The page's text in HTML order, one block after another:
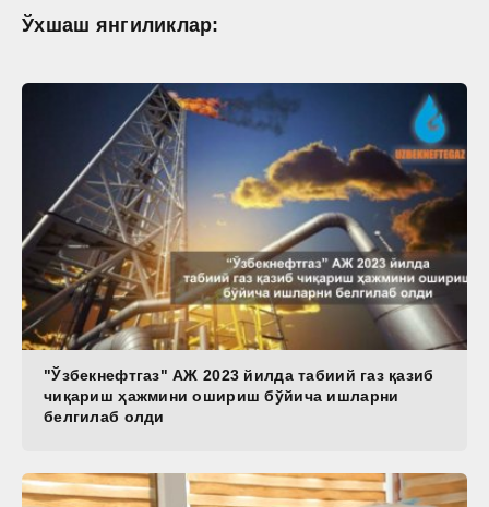
Ўхшаш янгиликлар:
"Ўзбекнефтгаз" АЖ 2023 йилда табиий газ қазиб
чиқариш ҳажмини ошириш бўйича ишларни
белгилаб олди